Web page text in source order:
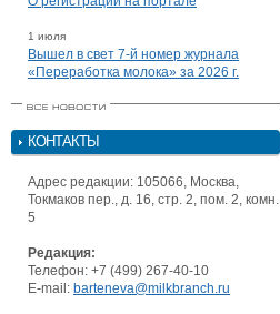
1 июля
Вышел в свет 7-й номер журнала
«Переработка молока» за 2026 г.
КОНТАКТЫ
Адрес редакции: 105066, Москва,
Токмаков пер., д. 16, стр. 2, пом. 2, комн.
5
Редакция:
Телефон: +7 (499) 267-40-10
E-mail: barteneva@milkbranch.ru